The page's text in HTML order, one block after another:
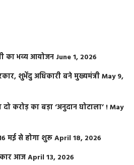
का भव्य आयोजन June 1, 2026
शुभेंदु अधिकारी बने मुख्यमंत्रीMay 9,
करोड़ का बड़ा ‘अनुदान घोटाला’ !May
मई से होगा शुरूApril 18, 2026
आजApril 13, 2026